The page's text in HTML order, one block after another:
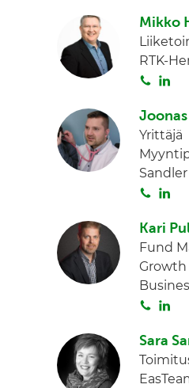
Mikko
RTK-
S
i
t
a
n
k
e
d
Yrittäjä
S
i
t
a
n
k
e
d
Kari
Fund
Growth
S
i
t
a
n
k
e
Sara